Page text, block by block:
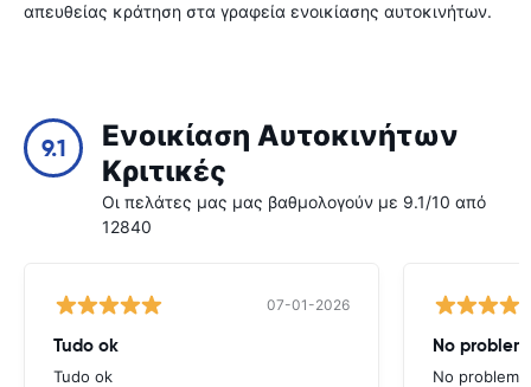
απευθείας κράτηση στα γραφεία ενοικίασης αυτοκινήτων.
9.1
Ενοικίαση Αυτοκινήτων
Κριτικές
Οι πελάτες μας μας βαθμολογούν με 9.1/10 από
12840
07-01-2026
Tudo ok
Tudo ok
No
No